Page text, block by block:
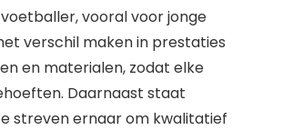
vooral voor jonge
verschil maken in prestaties
en materialen, zodat elke
Daarnaast staat
streven ernaar om kwalitatief